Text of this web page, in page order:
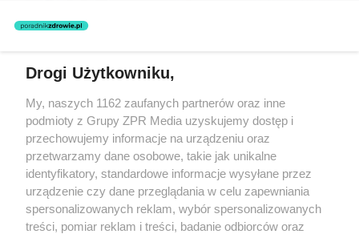
Żaden utwór zamieszczony w serwisie nie może być powielany i
rozpowszechniany lub dalej rozpowszechniany w jakikolwiek sposób
(w tym także elektroniczny lub mechaniczny) na jakimkolwiek polu
eksploatacji w jakiejkolwiek formie, włącznie z umieszczaniem w
Internecie bez pisemnej zgody właściciela praw. Jakiekolwiek użycie
lub wykorzystanie utworów w całości lub w części z naruszeniem
prawa, tzn. bez właściwej zgody, jest zabronione pod groźbą kary i
może być ścigane prawnie.
Drogi Użytkowniku,
My, naszych 1162 zaufanych partnerów oraz inne
podmioty z Grupy ZPR Media uzyskujemy dostęp i
przechowujemy informacje na urządzeniu oraz
przetwarzamy dane osobowe, takie jak unikalne
identyfikatory, standardowe informacje wysyłane przez
urządzenie czy dane przeglądania w celu zapewniania
spersonalizowanych reklam, wybór spersonalizowanych
treści, pomiar reklam i treści, badanie odbiorców oraz